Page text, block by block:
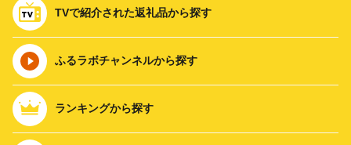
TVで紹介された返礼品から探す
ふるラボチャンネルから探す
ランキングから探す